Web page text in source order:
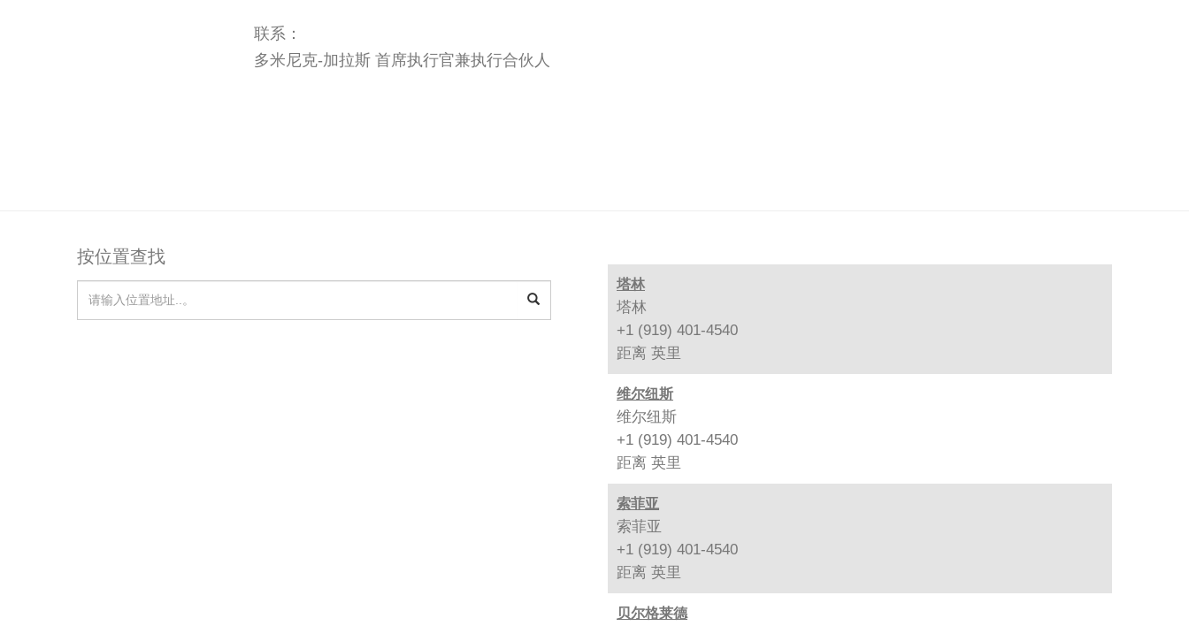
联系：
多米尼克-加拉斯 首席执行官兼执行合伙人
按位置查找
塔林
塔林
+1 (919) 401-4540
距离 英里
维尔纽斯
维尔纽斯
+1 (919) 401-4540
距离 英里
索菲亚
索菲亚
+1 (919) 401-4540
距离 英里
贝尔格莱德